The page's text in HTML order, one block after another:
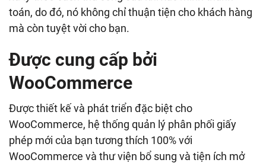
toán, do đó, nó không chỉ thuận tiện cho khách hàng
mà còn tuyệt vời cho bạn.
Được cung cấp bởi
WooCommerce
Được thiết kế và phát triển đặc biệt cho
WooCommerce, hệ thống quản lý phân phối giấy
phép mới của bạn tương thích 100% với
WooCommerce và thư viện bổ sung và tiện ích mở